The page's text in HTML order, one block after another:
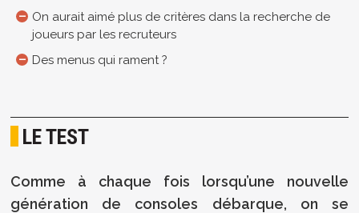
On aurait aimé plus de critères dans la recherche de
joueurs par les recruteurs
Des menus qui rament ?
LE TEST
Comme à chaque fois lorsqu’une nouvelle
génération de consoles débarque, on se